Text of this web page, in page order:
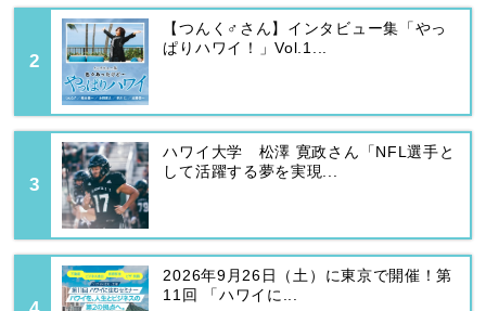
【つんく♂さん】インタビュー集「やっ
ぱりハワイ！」Vol.1...
ハワイ大学 松澤 寛政さん「NFL選手と
して活躍する夢を実現...
2026年9月26日（土）に東京で開催！第
11回 「ハワイに...